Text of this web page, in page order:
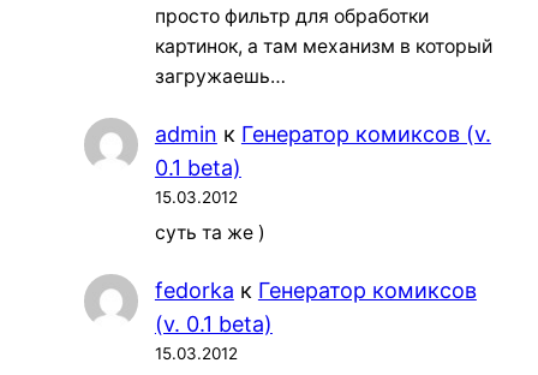
просто фильтр для обработки
картинок, а там механизм в который
загружаешь…
admin к Генератор комиксов (v.
0.1 beta)
15.03.2012
суть та же )
fedorka к Генератор комиксов
(v. 0.1 beta)
15.03.2012